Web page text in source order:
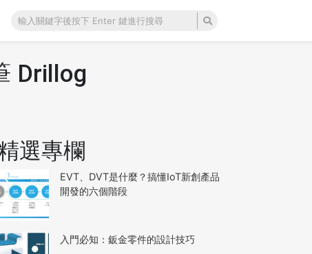
Drillog
選專欄
EVT、DVT是什麼？搞懂IoT新創產品
開發的六個階段
入門必知：鈑金零件的設計技巧